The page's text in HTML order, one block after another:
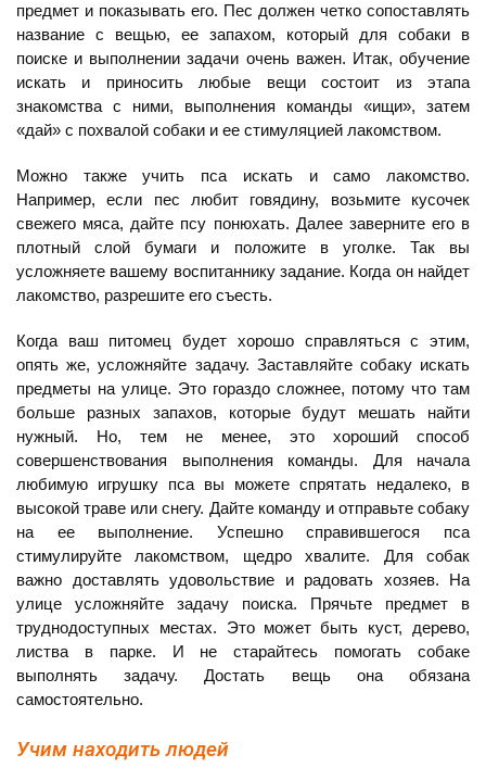
предмет и показывать его. Пес должен четко сопоставлять
название с вещью, ее запахом, который для собаки в
поиске и выполнении задачи очень важен. Итак, обучение
искать и приносить любые вещи состоит из этапа
знакомства с ними, выполнения команды «ищи», затем
«дай» с похвалой собаки и ее стимуляцией лакомством.
Можно также учить пса искать и само лакомство.
Например, если пес любит говядину, возьмите кусочек
свежего мяса, дайте псу понюхать. Далее заверните его в
плотный слой бумаги и положите в уголке. Так вы
усложняете вашему воспитаннику задание. Когда он найдет
лакомство, разрешите его съесть.
Когда ваш питомец будет хорошо справляться с этим,
опять же, усложняйте задачу. Заставляйте собаку искать
предметы на улице. Это гораздо сложнее, потому что там
больше разных запахов, которые будут мешать найти
нужный. Но, тем не менее, это хороший способ
совершенствования выполнения команды. Для начала
любимую игрушку пса вы можете спрятать недалеко, в
высокой траве или снегу. Дайте команду и отправьте собаку
на ее выполнение. Успешно справившегося пса
стимулируйте лакомством, щедро хвалите. Для собак
важно доставлять удовольствие и радовать хозяев. На
улице усложняйте задачу поиска. Прячьте предмет в
труднодоступных местах. Это может быть куст, дерево,
листва в парке. И не старайтесь помогать собаке
выполнять задачу. Достать вещь она обязана
самостоятельно.
Учим находить людей